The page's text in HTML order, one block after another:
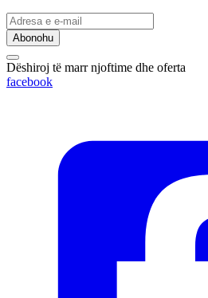
Abonohu
Dëshiroj të marr njoftime dhe oferta
facebook